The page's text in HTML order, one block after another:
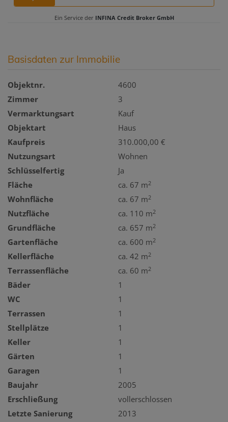
Basisdaten zur Immobilie
Objektnr.
4600
Zimmer
3
Vermarktungsart
Kauf
Objektart
Haus
Kaufpreis
310.000,00 €
Nutzungsart
Wohnen
Schlüsselfertig
Ja
Fläche
ca. 67 m2
Wohnfläche ca. 67 m2
Nutzfläche ca. 110 m2
Grundfläche ca. 657 m2
Gartenfläche ca. 600 m2
Kellerfläche ca. 42 m2
Terrassenfläche ca. 60 m2
Bäder
1
WC
1
Terrassen
1
Stellplätze
1
Keller
1
Gärten
1
Garagen
1
Baujahr
2005
Erschließung
vollerschlossen
Letzte Sanierung
2013